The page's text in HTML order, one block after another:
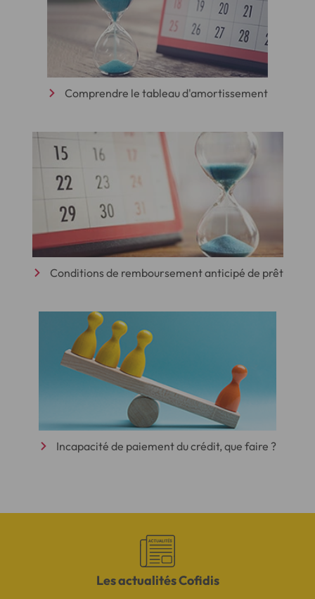
Comprendre le tableau d'amortissement
Conditions de remboursement anticipé de prêt
Incapacité de paiement du crédit, que faire ?
Les actualités Cofidis